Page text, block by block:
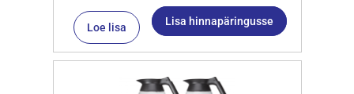
Loe lisa Lisa hinnapäringusse